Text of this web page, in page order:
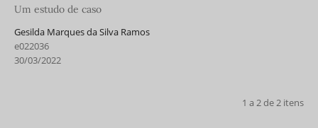
Um estudo de caso
Gesilda Marques da Silva Ramos
e022036
30/03/2022
1 a 2 de 2 itens